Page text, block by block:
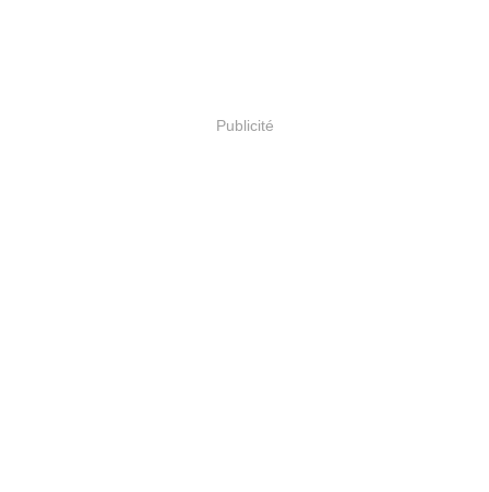
Publicité